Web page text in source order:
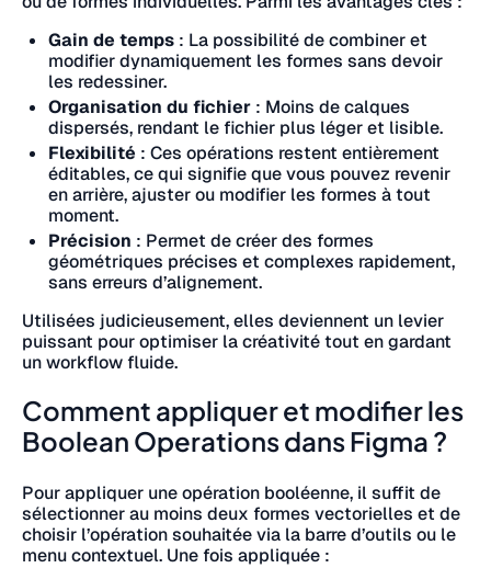
Gain de temps : La possibilité de combiner et
modifier dynamiquement les formes sans devoir
les redessiner.
Organisation du fichier : Moins de calques
dispersés, rendant le fichier plus léger et lisible.
Flexibilité : Ces opérations restent entièrement
éditables, ce qui signifie que vous pouvez revenir
en arrière, ajuster ou modifier les formes à tout
moment.
Précision : Permet de créer des formes
géométriques précises et complexes rapidement,
sans erreurs d’alignement.
Utilisées judicieusement, elles deviennent un levier
puissant pour optimiser la créativité tout en gardant
un workflow fluide.
Comment appliquer et modifier les
Boolean Operations dans Figma ?
Pour appliquer une opération booléenne, il suffit de
sélectionner au moins deux formes vectorielles et de
choisir l’opération souhaitée via la barre d’outils ou le
menu contextuel. Une fois appliquée :